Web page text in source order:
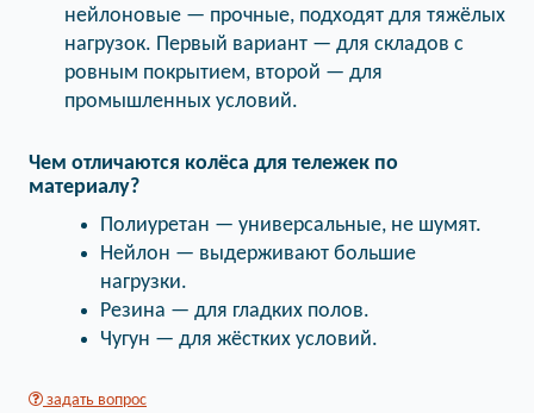
нейлоновые — прочные, подходят для тяжёлых
нагрузок. Первый вариант — для складов с
ровным покрытием, второй — для
промышленных условий.
Чем отличаются колёса для тележек по
материалу?
Полиуретан — универсальные, не шумят.
Нейлон — выдерживают большие
нагрузки.
Резина — для гладких полов.
Чугун — для жёстких условий.
задать вопрос